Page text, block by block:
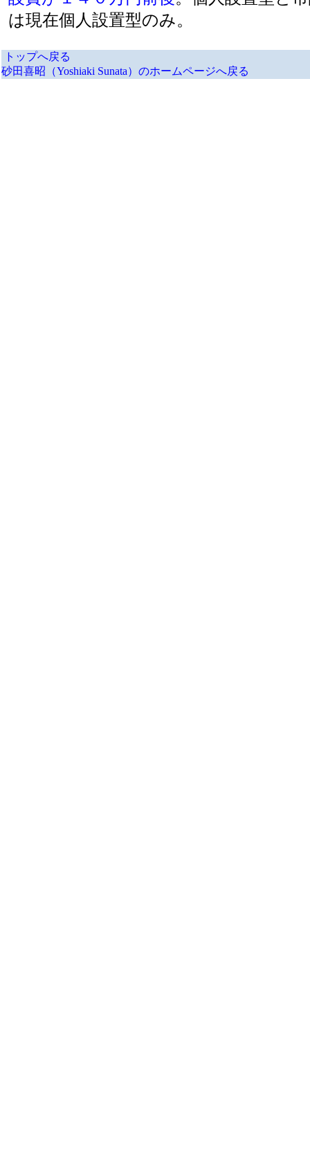
は現在個人設置型のみ。
トップへ戻る
砂田喜昭（Yoshiaki Sunata）のホームページへ戻る